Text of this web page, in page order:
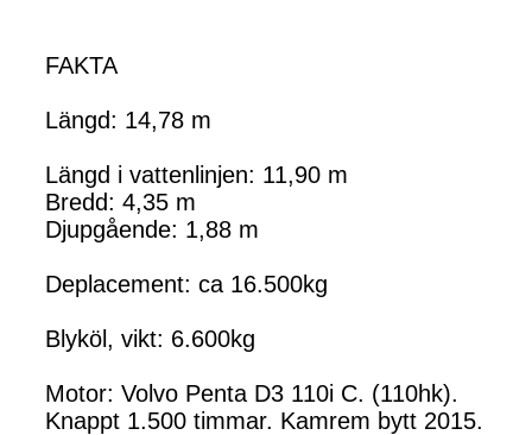
FAKTA
Längd: 14,78 m
Längd i vattenlinjen: 11,90 m
Bredd: 4,35 m
Djupgående: 1,88 m
Deplacement: ca 16.500kg
Blyköl, vikt: 6.600kg
Motor: Volvo Penta D3 110i C. (110hk).
Knappt 1.500 timmar. Kamrem bytt 2015.